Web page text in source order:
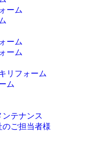
ーム
ーム
ーム
リフォーム
ム
テナンス
のご担当者様